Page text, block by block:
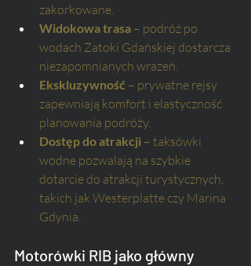
zakorkowane.
Widokowa trasa – podróż po
wodach Zatoki Gdańskiej dostarcza
niezapomnianych wrażeń.
Ekskluzywność – prywatne rejsy
zapewniają komfort i elastyczność
planowania podróży.
Dostęp do atrakcji – taksówki
wodne pozwalają na szybkie
dotarcie do atrakcji turystycznych,
takich jak Westerplatte czy Marina
Gdynia.
Motorówki RIB jako główny